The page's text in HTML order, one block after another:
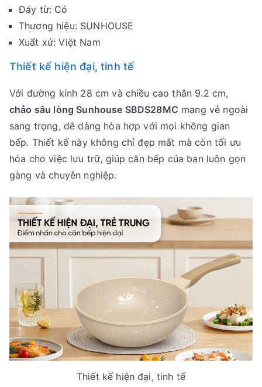
Đáy từ: Có
Thương hiệu: SUNHOUSE
Xuất xứ: Việt Nam
Thiết kế hiện đại, tinh tế
Với đường kính 28 cm và chiều cao thân 9.2 cm,
chảo sâu lòng Sunhouse SBDS28MC mang vẻ ngoài
sang trọng, dễ dàng hòa hợp với mọi không gian
bếp. Thiết kế này không chỉ đẹp mắt mà còn tối ưu
hóa cho việc lưu trữ, giúp căn bếp của bạn luôn gọn
gàng và chuyên nghiệp.
Thiết kế hiện đại, tinh tế